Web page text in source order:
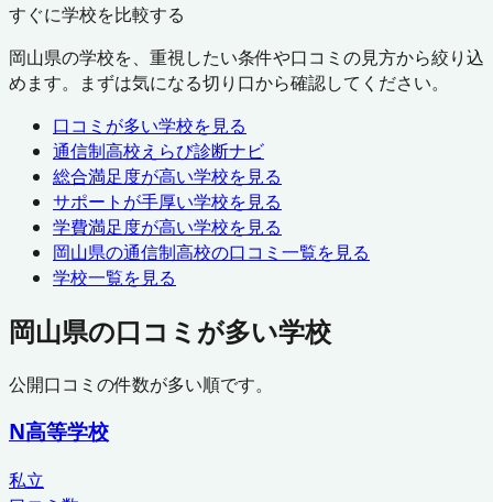
すぐに学校を比較する
岡山県の学校を、重視したい条件や口コミの見方から絞り込
めます。まずは気になる切り口から確認してください。
口コミが多い学校を見る
通信制高校えらび診断ナビ
総合満足度が高い学校を見る
サポートが手厚い学校を見る
学費満足度が高い学校を見る
岡山県の通信制高校の口コミ一覧を見る
学校一覧を見る
岡山県の口コミが多い学校
公開口コミの件数が多い順です。
N高等学校
私立